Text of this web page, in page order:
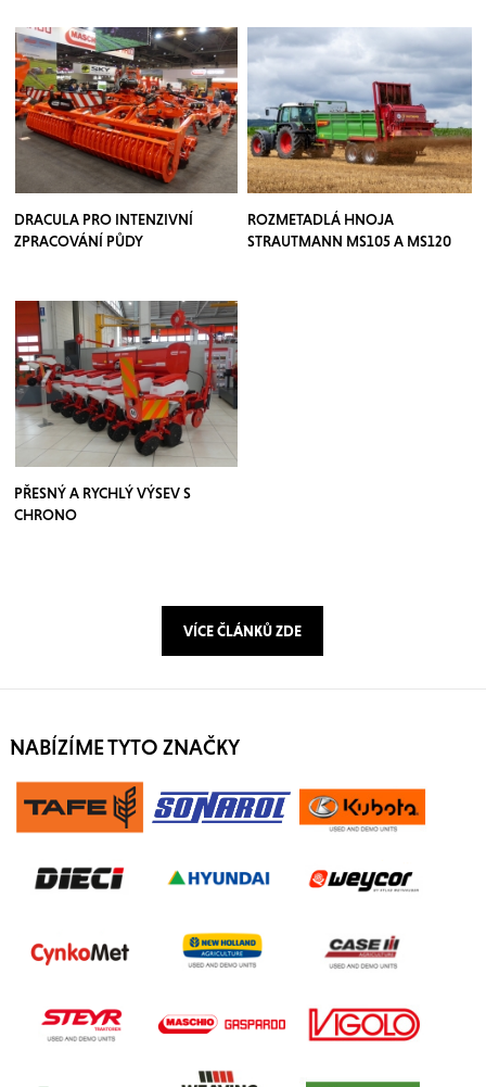
DRACULA PRO INTENZIVNÍ
ZPRACOVÁNÍ PŮDY
ROZMETADLÁ HNOJA
STRAUTMANN MS105 A MS120
PŘESNÝ A RYCHLÝ VÝSEV S
CHRONO
VÍCE ČLÁNKŮ ZDE
NABÍZÍME TYTO ZNAČKY